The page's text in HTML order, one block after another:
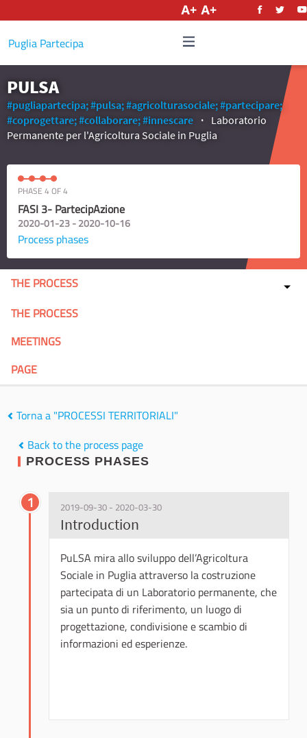
Puglia Partecipa
PULSA
#pugliapartecipa;#pulsa;#agricolturasociale;#partecipare;
#coprogettare;#collaborare;#innescare
Laboratorio
Permanente per l'Agricoltura Sociale in Puglia
PHASE 4 OF 4
FASI 3- PartecipAzione
2020-01-23 - 2020-10-16
Process phases
THE PROCESS
THE PROCESS
MEETINGS
PAGE
Torna a "PROCESSI TERRITORIALI"
Back to the process page
PROCESS PHASES
1 2019-09-30 - 2020-03-30
Introduction
PuLSA mira allo sviluppo dell’Agricoltura
Sociale in Puglia attraverso la costruzione
partecipata di un Laboratorio permanente, che
sia un punto di riferimento, un luogo di
progettazione, condivisione e scambio di
informazioni ed esperienze.